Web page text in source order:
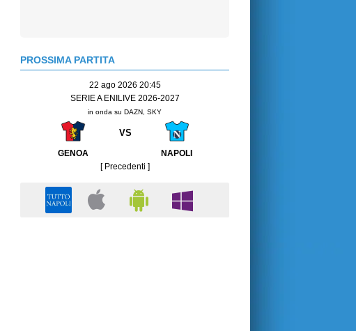
PROSSIMA PARTITA
22 ago 2026 20:45
SERIE A ENILIVE 2026-2027
in onda su DAZN, SKY
VS
GENOA
NAPOLI
[ Precedenti ]